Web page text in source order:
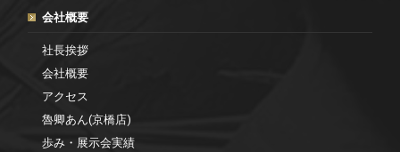
会社概要
社長挨拶
会社概要
アクセス
魯卿あん(京橋店)
歩み・展示会実績